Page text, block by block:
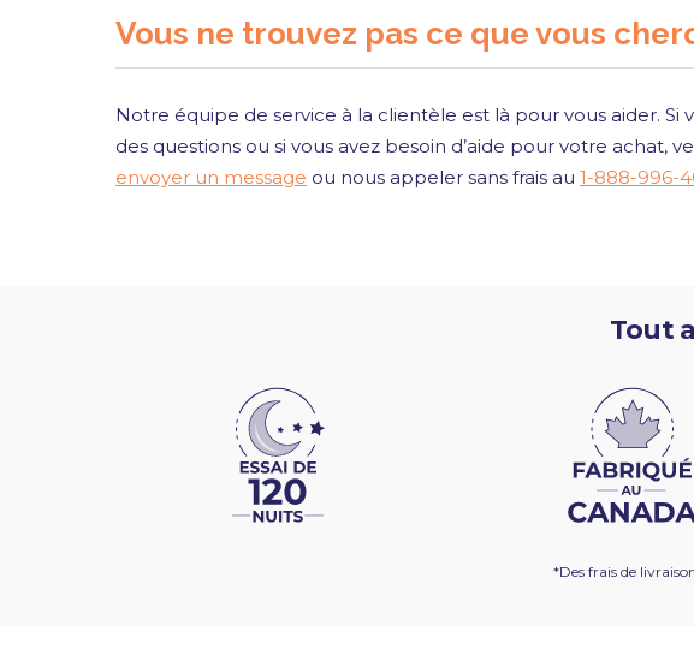
Vous ne trouvez pas ce que vous
Notre équipe de service à la clientèle est là pour vous aider. Si
des questions ou si vous avez besoin d’aide pour votre achat,
envoyer un message ou nous appeler sans frais au 1-888-996-
Tout
*Des frais de